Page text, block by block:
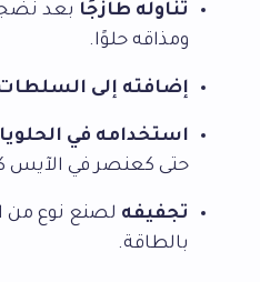
تناوله طازجًا بعد
ومذاقه حلوًا.
إضافته إلى
استخدامه في
حتى كعنصر في الآيس
تجفيفه لصنع نوع من
بالطاقة.